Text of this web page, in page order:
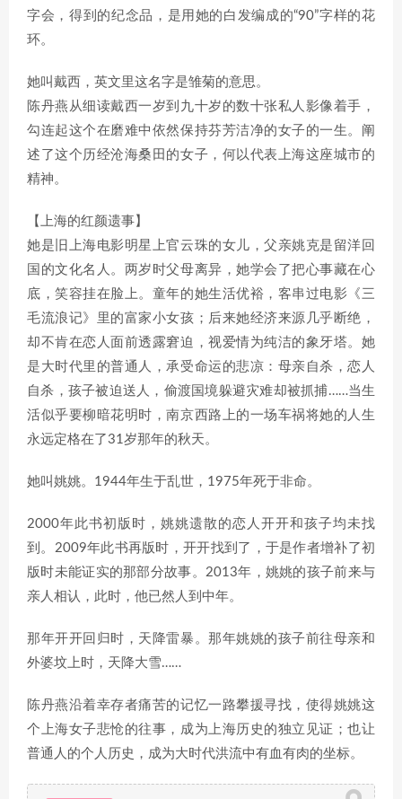
字会，得到的纪念品，是用她的白发编成的“90”字样的花
环。
她叫戴西，英文里这名字是雏菊的意思。
陈丹燕从细读戴西一岁到九十岁的数十张私人影像着手，
勾连起这个在磨难中依然保持芬芳洁净的女子的一生。阐
述了这个历经沧海桑田的女子，何以代表上海这座城市的
精神。
【上海的红颜遗事】
她是旧上海电影明星上官云珠的女儿，父亲姚克是留洋回
国的文化名人。两岁时父母离异，她学会了把心事藏在心
底，笑容挂在脸上。童年的她生活优裕，客串过电影《三
毛流浪记》里的富家小女孩；后来她经济来源几乎断绝，
却不肯在恋人面前透露窘迫，视爱情为纯洁的象牙塔。她
是大时代里的普通人，承受命运的悲凉：母亲自杀，恋人
自杀，孩子被迫送人，偷渡国境躲避灾难却被抓捕……当生
活似乎要柳暗花明时，南京西路上的一场车祸将她的人生
永远定格在了31岁那年的秋天。
她叫姚姚。1944年生于乱世，1975年死于非命。
2000年此书初版时，姚姚遗散的恋人开开和孩子均未找
到。2009年此书再版时，开开找到了，于是作者增补了初
版时未能证实的那部分故事。2013年，姚姚的孩子前来与
亲人相认，此时，他已然人到中年。
那年开开回归时，天降雷暴。那年姚姚的孩子前往母亲和
外婆坟上时，天降大雪……
陈丹燕沿着幸存者痛苦的记忆一路攀援寻找，使得姚姚这
个上海女子悲怆的往事，成为上海历史的独立见证；也让
普通人的个人历史，成为大时代洪流中有血有肉的坐标。